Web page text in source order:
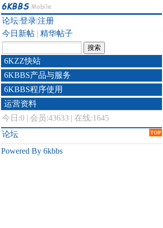
论坛|登录|注册
今日新帖 | 精华帖子
6KZZ快站
6KBBS产品与服务
6KBBS程序使用
运营资料
今日:0 | 会员:43633 | 在线:1645
TOP
论坛
Powered By 6kbbs